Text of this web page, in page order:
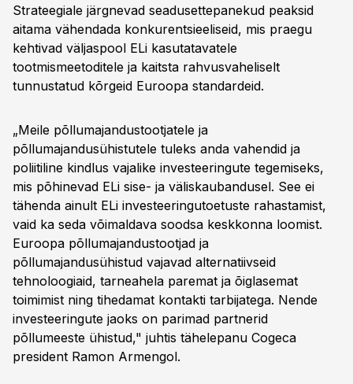
Strateegiale järgnevad seadusettepanekud peaksid
aitama vähendada konkurentsieeliseid, mis praegu
kehtivad väljaspool ELi kasutatavatele
tootmismeetoditele ja kaitsta rahvusvaheliselt
tunnustatud kõrgeid Euroopa standardeid.
„Meile põllumajandustootjatele ja
põllumajandusühistutele tuleks anda vahendid ja
poliitiline kindlus vajalike investeeringute tegemiseks,
mis põhinevad ELi sise- ja väliskaubandusel. See ei
tähenda ainult ELi investeeringutoetuste rahastamist,
vaid ka seda võimaldava soodsa keskkonna loomist.
Euroopa põllumajandustootjad ja
põllumajandusühistud vajavad alternatiivseid
tehnoloogiaid, tarneahela paremat ja õiglasemat
toimimist ning tihedamat kontakti tarbijatega. Nende
investeeringute jaoks on parimad partnerid
põllumeeste ühistud," juhtis tähelepanu Cogeca
president Ramon Armengol.